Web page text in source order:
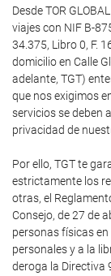
Desde TOR
viajes con NIF B-
34.375, Libro 0, F.
domicilio en Calle
adelante, TGT)
que nos exigimos
servicios se deben
privacidad de
Por ello, TGT te
estrictamente los
otras, el
Consejo, de 27 de
personas físicas
personales y a la
deroga la Directiva